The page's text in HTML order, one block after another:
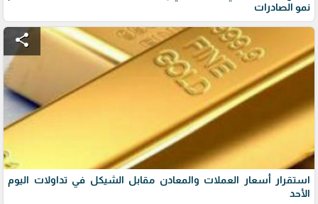
نمو الصادرات
share
استقرار أسعار العملات والمعادن مقابل الشيكل في تداولات اليوم
الأحد